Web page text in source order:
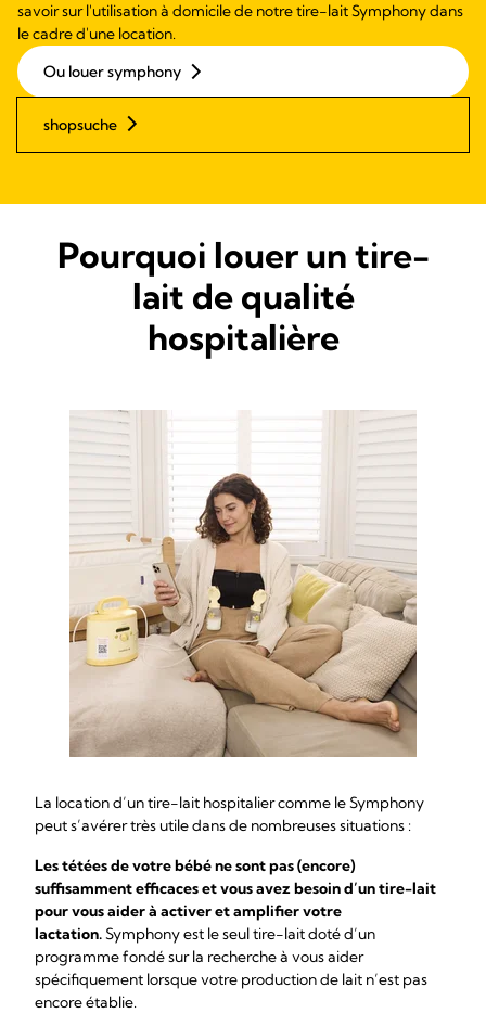
savoir sur l'utilisation à domicile de notre tire-lait Symphony dans
le cadre d'une location.
Ou louer symphony
shopsuche
Pourquoi louer un tire-
lait de qualité
hospitalière
La location d’un tire-lait hospitalier comme le Symphony
peut s’avérer très utile dans de nombreuses situations :
Les tétées de votre bébé ne sont pas (encore)
suffisamment efficaces et vous avez besoin d’un tire-lait
pour vous aider à activer et amplifier votre
lactation.Symphony est le seul tire-lait doté d’un
programme fondé sur la recherche à vous aider
spécifiquement lorsque votre production de lait n’est pas
encore établie.